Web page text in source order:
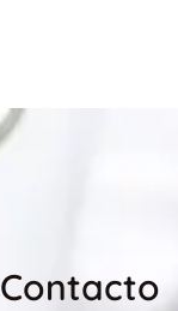
Contacto